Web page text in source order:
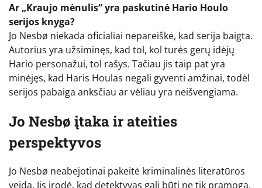
Ar „Kraujo mėnulis“ yra paskutinė Hario Houlo
serijos knyga?
Jo Nesbø niekada oficialiai nepareiškė, kad serija baigta.
Autorius yra užsiminęs, kad tol, kol turės gerų idėjų
Hario personažui, tol rašys. Tačiau jis taip pat yra
minėjęs, kad Haris Houlas negali gyventi amžinai, todėl
serijos pabaiga anksčiau ar vėliau yra neišvengiama.
Jo Nesbø įtaka ir ateities
perspektyvos
Jo Nesbø neabejotinai pakeitė kriminalinės literatūros
veidą. Jis įrodė, kad detektyvas gali būti ne tik pramoga,